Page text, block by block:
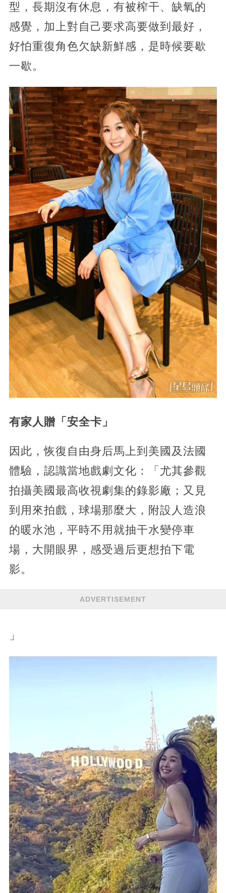
型，長期沒有休息，有被榨干、缺氧的
感覺，加上對自己要求高要做到最好，
好怕重復角色欠缺新鮮感，是時候要歇
一歇。
有家人贈「安全卡」
因此，恢復自由身后馬上到美國及法國
體驗，認識當地戲劇文化：「尤其參觀
拍攝美國最高收視劇集的錄影廠；又見
到用來拍戲，球場那麼大，附設人造浪
的暖水池，平時不用就抽干水變停車
場，大開眼界，感受過后更想拍下電
影。
ADVERTISEMENT
」